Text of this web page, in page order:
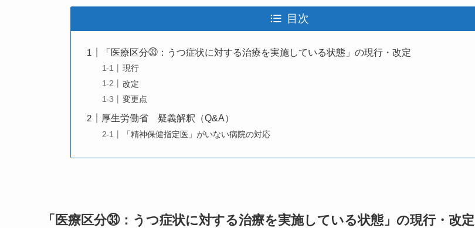
目次
「医療区分㉝：うつ症状に対する治療を実施している状態」の現行・改定
現行
改定
変更点
厚生労働省 疑義解釈（Q&A）
「精神保健指定医」がいない病院の対応
「医療区分㉝：うつ症状に対する治療を実施している状態」の現行・改定